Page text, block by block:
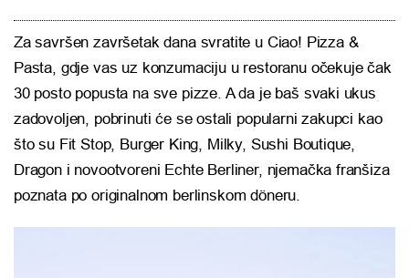
Za savršen završetak dana svratite u Ciao! Pizza &
Pasta, gdje vas uz konzumaciju u restoranu očekuje čak
30 posto popusta na sve pizze. A da je baš svaki ukus
zadovoljen, pobrinuti će se ostali popularni zakupci kao
što su Fit Stop, Burger King, Milky, Sushi Boutique,
Dragon i novootvoreni Echte Berliner, njemačka franšiza
poznata po originalnom berlinskom döneru.